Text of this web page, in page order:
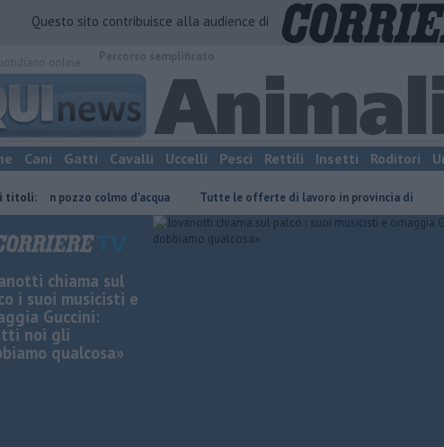
Questo sito contribuisce alla audience di
Cani Gatti Cavalli Uccelli Pesci Rettili Insetti Roditori
titoli:
un pozzo colmo d'acqua ​Tutte le offerte di lavoro in provincia di
chiama sul
i suoi musicisti e
Guccini:
noi gli
qualcosa»